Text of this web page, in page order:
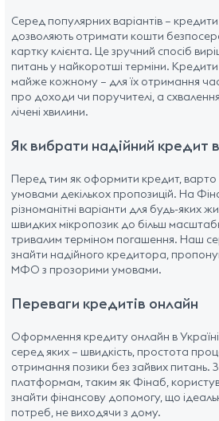
Серед популярних варіантів – кредити
дозволяють отримати кошти
картку клієнта. Це зручний спосіб
питань у найкоротші терміни.
майже кожному – для їх отримання
про доходи чи поручителі, а
лічені хвилини.
Як вибрати надійний кредит в
Перед тим як оформити кредит, варто
умовами декількох пропозицій. На
різноманітні варіанти для будь-яких
швидких мікропозик до більш
тривалим терміном погашення. Наш
знайти надійного кредитора,
МФО з прозорими умовами.
Переваги кредитів онлайн
Оформлення кредиту онлайн в
серед яких – швидкість, простота
отримання позики без зайвих питань.
платформам, таким як Фінаб,
знайти фінансову допомогу, що
потреб, не виходячи з дому.